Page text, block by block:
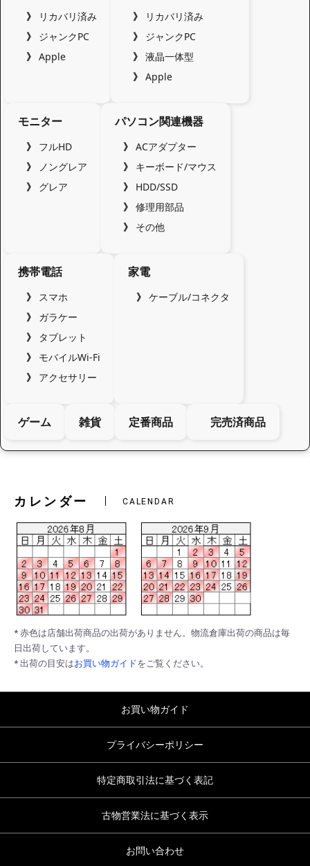
リカバリ済み
ジャンクPC
Apple
リカバリ済み
ジャンクPC
液晶一体型
Apple
モニター
フルHD
ノングレア
グレア
パソコン関連機器
ACアダプター
キーボード/マウス
HDD/SSD
修理用部品
その他
携帯電話
スマホ
ガラケー
タブレット
モバイルWi-Fi
アクセサリー
家電
ケーブル/コネクタ
ゲーム 雑貨 定番商品 完売済商品
カレンダー CALENDAR
* 赤色は店舗出荷商品の出荷がありません。物流倉庫出荷の商品は毎
日出荷しています。
* 出荷の目安はお買い物ガイドをご覧ください。
お買い物ガイド
プライバシーポリシー
特定商取引法に基づく表記
古物営業法に基づく表示
お問い合わせ